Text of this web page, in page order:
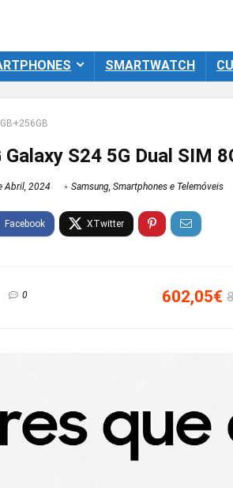
SMARTWATCH
Galaxy S24 5G Dual SIM
Abril, 2024 Samsung, Smartphones e Telemóveis
0 602,05€